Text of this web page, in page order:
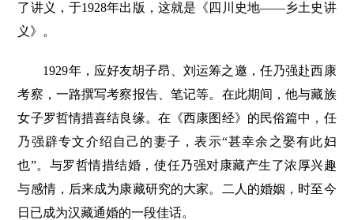
了讲义，于1928年出版，这就是《四川史地——乡土史讲
义》。
1929年，应好友胡子昂、刘运筹之邀，任乃强赴西康
考察，一路撰写考察报告、笔记等。在此期间，他与藏族
女子罗哲情措喜结良缘。在《西康图经》的民俗篇中，任
乃强辟专文介绍自己的妻子，表示“甚幸余之娶有此妇
也”。与罗哲情措结婚，使任乃强对康藏产生了浓厚兴趣
与感情，后来成为康藏研究的大家。二人的婚姻，时至今
日已成为汉藏通婚的一段佳话。